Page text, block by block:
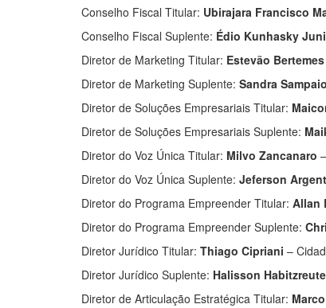
Conselho Fiscal Titular: Ubirajara Francisco
Conselho Fiscal Suplente: Édio Kunhasky
Diretor de Marketing Titular: Estevão
Diretor de Marketing Suplente: Sandra
Diretor de Soluções Empresariais Titular:
Diretor de Soluções Empresariais Suplente:
Diretor do Voz Única Titular: Milvo Zancanaro
Diretor do Voz Única Suplente: Jeferson
Diretor do Programa Empreender Titular: Allan
Diretor do Programa Empreender Suplente:
Diretor Jurídico Titular: Thiago Cipriani –
Diretor Jurídico Suplente: Halisson
Diretor de Articulação Estratégica Titular: